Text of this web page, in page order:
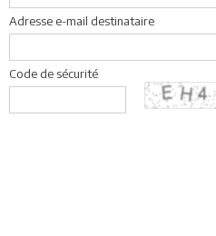
Adresse e-mail destinataire
Code de sécurité